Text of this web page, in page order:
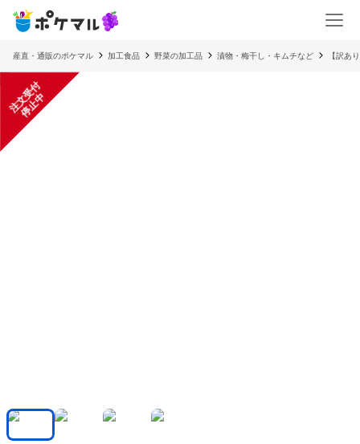
産直・通販のポケマル 加工食品 野菜の加工品 漬物・梅干し・キムチなど 【訳あ
注
文
受
付
停
止
中